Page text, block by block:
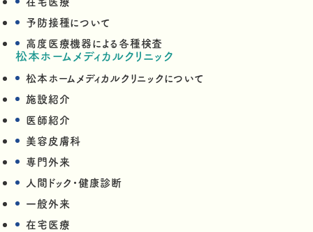
予防接種について
高度医療機器による各種検査
松本ホームメディカルクリニック
松本ホームメディカルクリニックについて
施設紹介
医師紹介
美容皮膚科
専門外来
人間ドック・健康診断
一般外来
在宅医療